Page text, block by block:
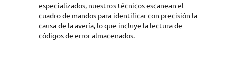
especializados, nuestros técnicos escanean el
cuadro de mandos para identificar con precisión la
causa de la avería, lo que incluye la lectura de
códigos de error almacenados.